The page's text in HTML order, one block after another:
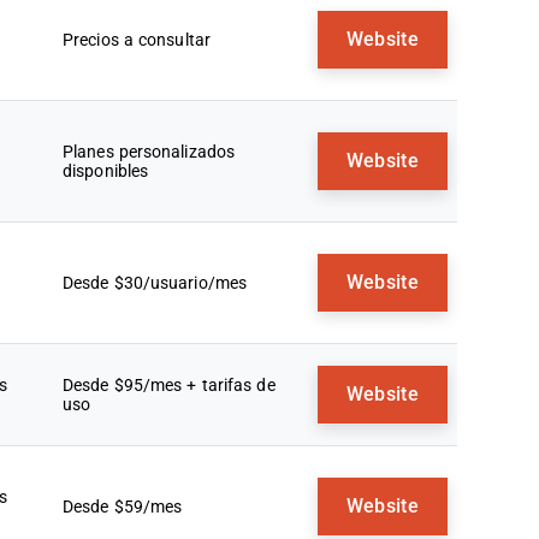
Precios a consultar Website
Planes personalizados
disponibles
Website
Desde $30/usuario/mes Website
Desde $95/mes + tarifas de
uso
Website
Desde $59/mes Website